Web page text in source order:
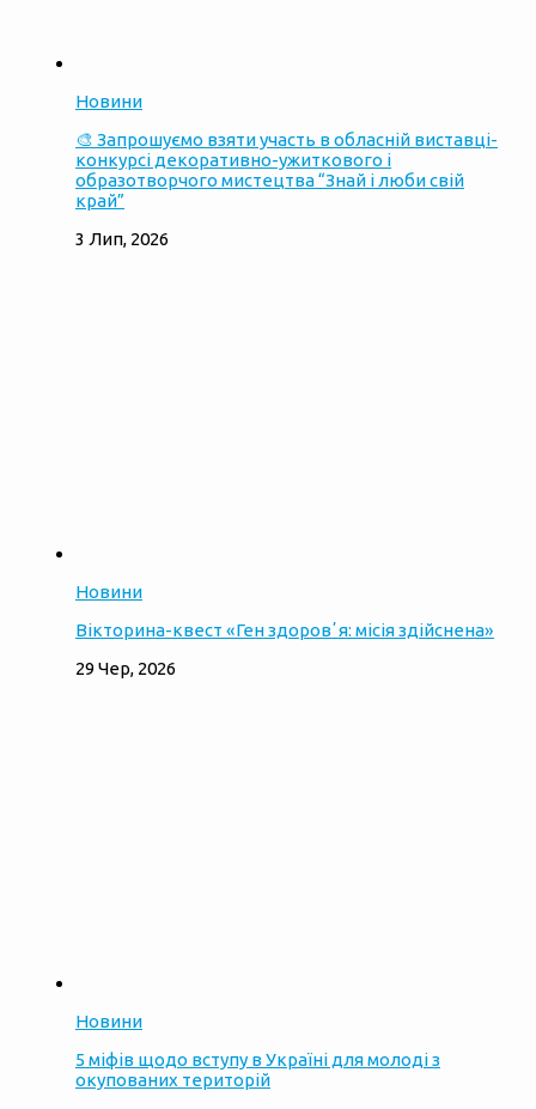
Новини
🎨 Запрошуємо взяти участь в обласній виставці-
конкурсі декоративно-ужиткового і
образотворчого мистецтва “Знай і люби свій
край”
3 Лип, 2026
Новини
Вікторина-квест «Ген здоровʼя: місія здійснена»
29 Чер, 2026
Новини
5 міфів щодо вступу в Україні для молоді з
окупованих територій